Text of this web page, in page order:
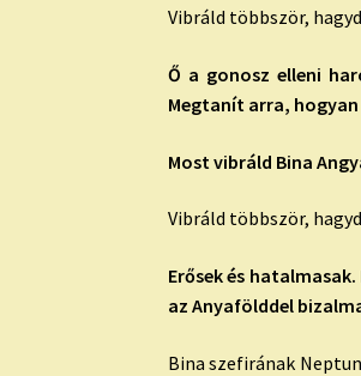
Vibráld többször,
Ő a gonosz elleni
Megtanít arra,
Most vibráld Bina
Vibráld többször,
Erősek és
az Anyafölddel
Bina szefirának